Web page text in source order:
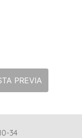
PREVIA
34